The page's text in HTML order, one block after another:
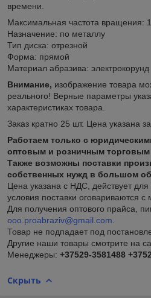
времени.
Максимальная частота вращения:
Назначение: по металлу
Тип диска: отрезной
Форма: прямой
Материал абразива: электрокорунд
Внимание, изображение товара
реального! Верные параметры
характеристиках товара.
Заказ кратно 25 шт. Цена указана
Работаем только с
оптовым и розничным торговым
Также возможны поставки
собственных нужд в большом
Цена указана с НДС, действует для
условия поставки оговариваются
Для получения оптового прайса,
ooo.proabraziv@gmail.com
Товар не подпадает под
Другие наши товары смотрите на
Менеджеры: +37529-3581488
Скрыть